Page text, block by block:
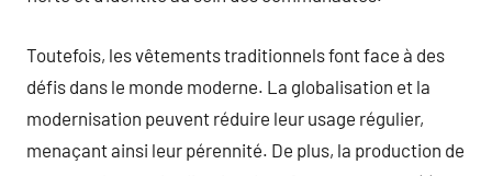
Toutefois, les vêtements traditionnels font face à des
défis dans le monde moderne. La globalisation et la
modernisation peuvent réduire leur usage régulier,
menaçant ainsi leur pérennité. De plus, la production de